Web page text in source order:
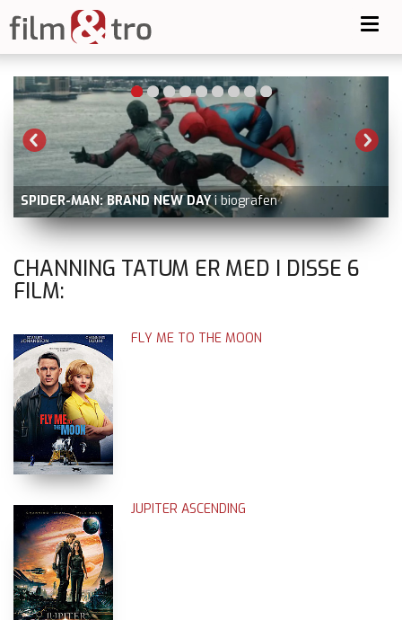
SPIDER-MAN: BRAND NEW DAY i biografen
CHANNING TATUM ER MED I DISSE 6
FILM:
FLY ME TO THE MOON
JUPITER ASCENDING